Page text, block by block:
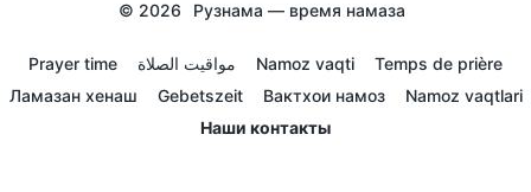
© 2026 Рузнама — время намаза
Prayer time مواقيت الصلاة Namoz vaqti
Temps de prière
Ламазан хенаш
Gebetszeit Вактхои намоз
Namoz vaqtlari
Наши контакты